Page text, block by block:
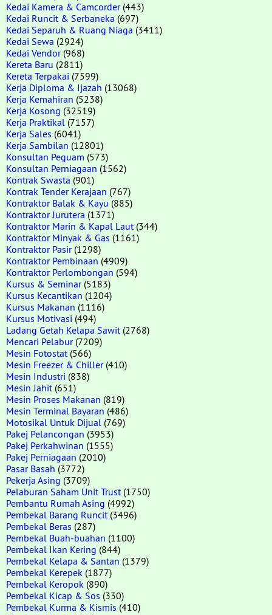
Kedai Kamera & Camcorder(443)
Kedai Runcit & Serbaneka (697)
Kedai Separuh & Ruang Niaga (3411)
Kedai Sewa (2924)
Kedai Vendor(968)
Kereta Baru (2811)
Kereta Terpakai (7599)
Kerja Diploma & Ijazah (13068)
Kerja Kemahiran (5238)
Kerja Kosong (32519)
Kerja Praktikal (7157)
Kerja Sales (6041)
Kerja Sambilan (12801)
Konsultan Peguam (573)
Konsultan Perniagaan (1562)
Kontrak Swasta (901)
Kontrak Tender Kerajaan (767)
Kontraktor Balak & Kayu (885)
Kontraktor Jurutera (1371)
Kontraktor Marin & Kapal Laut (344)
Kontraktor Minyak & Gas (1161)
Kontraktor Pasir(1298)
Kontraktor Pembinaan (4909)
Kontraktor Perlombongan (594)
Kursus & Seminar(5183)
Kursus Kecantikan (1204)
Kursus Makanan (1116)
Kursus Motivasi (494)
Ladang Getah Kelapa Sawit (2768)
Mencari Pelabur(7209)
Mesin Fotostat (566)
Mesin Freezer & Chiller(410)
Mesin Industri (838)
Mesin Jahit (651)
Mesin Proses Makanan (819)
Mesin Terminal Bayaran (486)
Motosikal Untuk Dijual (769)
Pakej Pelancongan (3953)
Pakej Perkahwinan (1555)
Pakej Perniagaan (2010)
Pasar Basah (3772)
Pekerja Asing (3709)
Pelaburan Saham Unit Trust (1750)
Pembantu Rumah Asing (4992)
Pembekal Barang Runcit (3496)
Pembekal Beras (287)
Pembekal Buah-buahan (1100)
Pembekal Ikan Kering (844)
Pembekal Kelapa & Santan (1379)
Pembekal Kerepek (1877)
Pembekal Keropok (890)
Pembekal Kicap & Sos (330)
Pembekal Kurma & Kismis (410)